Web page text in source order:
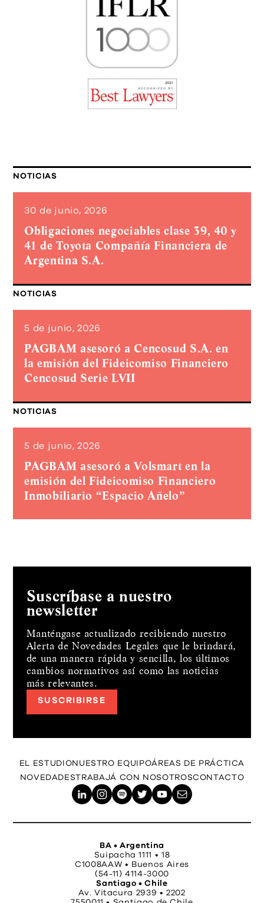
NOTICIAS
30 de junio, 2026
Obligaciones negociables clase 39, 40 y
41 de Toyota Compañía Financiera de
Argentina S.A.
NOTICIAS
5 de junio, 2026
PAGBAM asesoró a Cencosud S.A. en
la emisión del Fideicomiso Financiero
Cencosud Serie LVII
NOTICIAS
5 de junio, 2026
PAGBAM asesoró a Volsmart en la
emisión del Fideicomiso Financiero
Inmobiliario “Espacio Añelo”
Suscríbase a nuestro
newsletter
Manténgase actualizado recibiendo nuestro
Alerta de Novedades Legales que le brindará,
de una manera rápida y sencilla, los últimos
cambios normativos así como las noticias
más relevantes.
SUSCRIBIRSE
EL ESTUDIONUESTRO EQUIPOÁREAS DE PRÁCTICA
NOVEDADESTRABAJÁ CON NOSOTROSCONTACTO
BA • Argentina
Suipacha 1111 • 18
C1008AAW • Buenos Aires
(54-11) 4114-3000
Santiago • Chile
Av. Vitacura 2939 • 2202